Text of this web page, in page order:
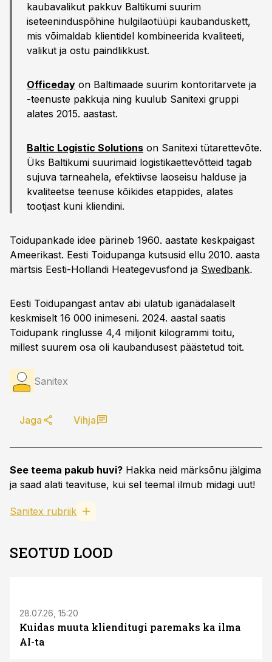
kaubavalikut pakkuv Baltikumi suurim
iseteeninduspõhine hulgilaotüüpi kaubanduskett,
mis võimaldab klientidel kombineerida kvaliteeti,
valikut ja ostu paindlikkust.
Officeday on Baltimaade suurim kontoritarvete ja
-teenuste pakkuja ning kuulub Sanitexi gruppi
alates 2015. aastast.
Baltic Logistic Solutions on Sanitexi tütarettevõte.
Üks Baltikumi suurimaid logistikaettevõtteid tagab
sujuva tarneahela, efektiivse laoseisu halduse ja
kvaliteetse teenuse kõikides etappides, alates
tootjast kuni kliendini.
Toidupankade idee pärineb 1960. aastate keskpaigast
Ameerikast. Eesti Toidupanga kutsusid ellu 2010. aasta
märtsis Eesti-Hollandi Heategevusfond ja Swedbank.
Eesti Toidupangast antav abi ulatub iganädalaselt
keskmiselt 16 000 inimeseni. 2024. aastal saatis
Toidupank ringlusse 4,4 miljonit kilogrammi toitu,
millest suurem osa oli kaubandusest päästetud toit.
Sanitex
Jaga Vihja
See teema pakub huvi? Hakka neid märksõnu jälgima
ja saad alati teavituse, kui sel teemal ilmub midagi uut!
Sanitex rubriik
SEOTUD LOOD
28.07.26, 15:20
Kuidas muuta klienditugi paremaks ka ilma
AI-ta